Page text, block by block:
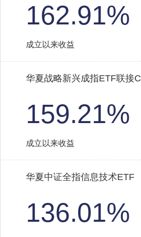
162.91%
成立以来收益
华夏战略新兴成指ETF联接C
159.21%
成立以来收益
华夏中证全指信息技术ETF
136.01%